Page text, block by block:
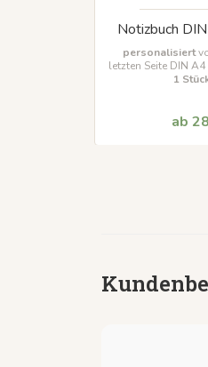
Notizbuch
personalisiert
letzten Seite DIN
1
ab